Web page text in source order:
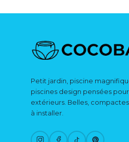
Petit jardin, piscine
piscines design pensées
extérieurs. Belles,
à installer.